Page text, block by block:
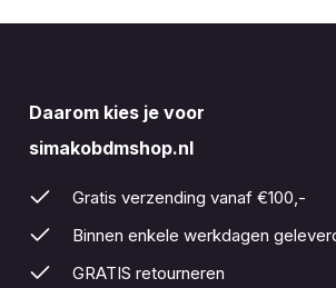
Daarom kies je voor
simakobdmshop.nl
Gratis verzending vanaf €100,-
Binnen enkele werkdagen
GRATIS retourneren